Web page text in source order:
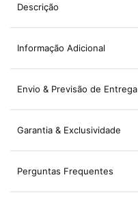
Descrição
Informação Adicional
Envio & Previsão de Entrega
Garantia & Exclusividade
Perguntas Frequentes